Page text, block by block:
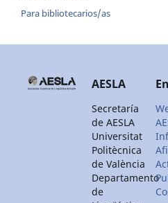
Para bibliotecarios/as
AESLA
Secretaría
de AESLA
Universitat
Politècnica
de València
Departamento
de